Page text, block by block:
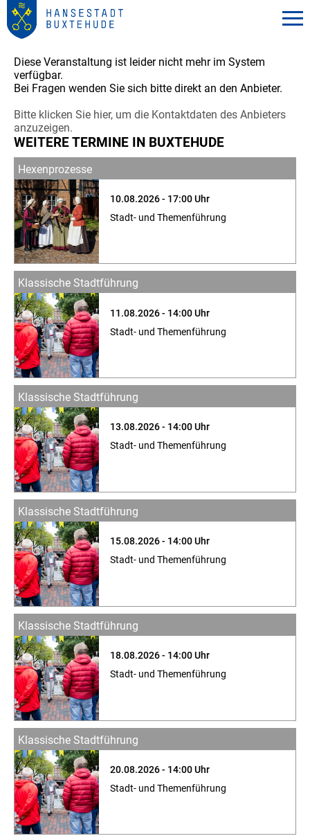
Diese Veranstaltung ist leider nicht mehr im System
verfügbar.
Bei Fragen wenden Sie sich bitte direkt an den Anbieter.
Bitte klicken Sie hier, um die Kontaktdaten des Anbieters
anzuzeigen.
WEITERE TERMINE IN BUXTEHUDE
Hexenprozesse
10.08.2026 - 17:00 Uhr
Stadt- und Themenführung
Klassische Stadtführung
11.08.2026 - 14:00 Uhr
Stadt- und Themenführung
Klassische Stadtführung
13.08.2026 - 14:00 Uhr
Stadt- und Themenführung
Klassische Stadtführung
15.08.2026 - 14:00 Uhr
Stadt- und Themenführung
Klassische Stadtführung
18.08.2026 - 14:00 Uhr
Stadt- und Themenführung
Klassische Stadtführung
20.08.2026 - 14:00 Uhr
Stadt- und Themenführung